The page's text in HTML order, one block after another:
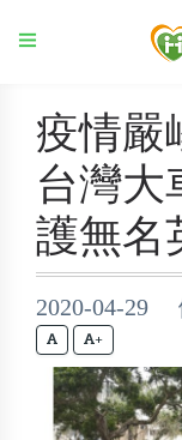
疫情
台灣大
護無名
2020-04-29
+